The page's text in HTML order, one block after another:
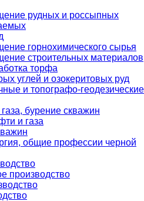
рудных и россыпных
горнохимического сырья
строительных материалов
торфа
углей и озокеритовых руд
и топографо-геодезические
бурение скважин
и газа
общие профессии черной
производство